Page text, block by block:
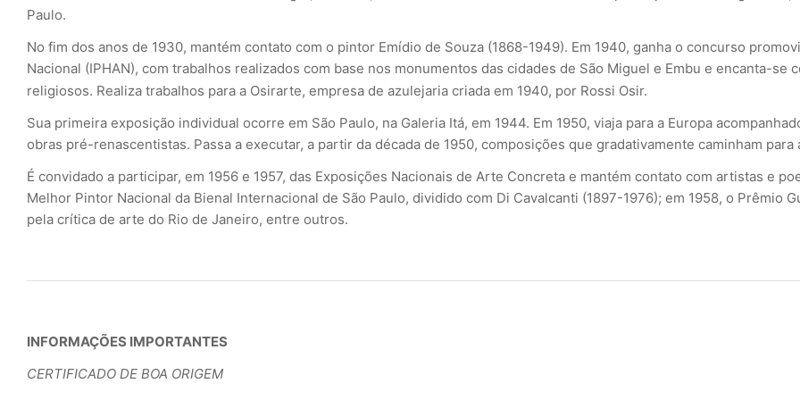
Paulo.
No fim dos anos de 1930, mantém contato com o pintor Emídio de Souza (1868-1949). Em 1940, ganha o concurso
Nacional (IPHAN), com trabalhos realizados com base nos monumentos das cidades de São Miguel e Embu e encanta-
religiosos. Realiza trabalhos para a Osirarte, empresa de azulejaria criada em 1940, por Rossi Osir.
Sua primeira exposição individual ocorre em São Paulo, na Galeria Itá, em 1944. Em 1950, viaja para a Europa
obras pré-renascentistas. Passa a executar, a partir da década de 1950, composições que gradativamente caminham para
É convidado a participar, em 1956 e 1957, das Exposições Nacionais de Arte Concreta e mantém contato com artistas e
Melhor Pintor Nacional da Bienal Internacional de São Paulo, dividido com Di Cavalcanti (1897-1976); em 1958, o Prêmio
pela crítica de arte do Rio de Janeiro, entre outros.
INFORMAÇÕES IMPORTANTES
CERTIFICADO DE BOA ORIGEM